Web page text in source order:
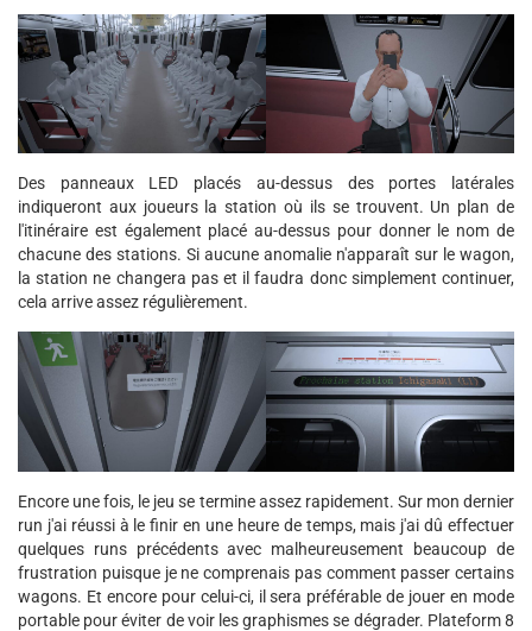
Des panneaux LED placés au-dessus des portes latérales
indiqueront aux joueurs la station où ils se trouvent. Un plan de
l'itinéraire est également placé au-dessus pour donner le nom de
chacune des stations. Si aucune anomalie n'apparaît sur le wagon,
la station ne changera pas et il faudra donc simplement continuer,
cela arrive assez régulièrement.
Encore une fois, le jeu se termine assez rapidement. Sur mon dernier
run j'ai réussi à le finir en une heure de temps, mais j'ai dû effectuer
quelques runs précédents avec malheureusement beaucoup de
frustration puisque je ne comprenais pas comment passer certains
wagons. Et encore pour celui-ci, il sera préférable de jouer en mode
portable pour éviter de voir les graphismes se dégrader. Plateform 8